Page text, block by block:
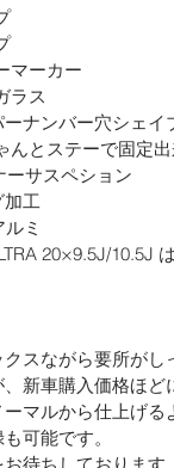
マーカー
ラス
ナンバー穴シェイ
んとステーで固定
サスペション
加工
ミ
20×9.5J/10.5J
スながら要所が
新車購入価格ほ
マルから仕上げる
可能です。